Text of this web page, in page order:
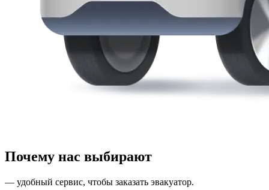
Почему нас выбирают
— удобный сервис, чтобы заказать эвакуатор.